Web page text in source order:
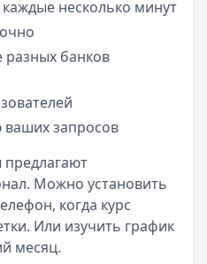
180 дней без %
несколько минут
банков
запросов
Можно установить
когда курс
Или изучить график
месяц.